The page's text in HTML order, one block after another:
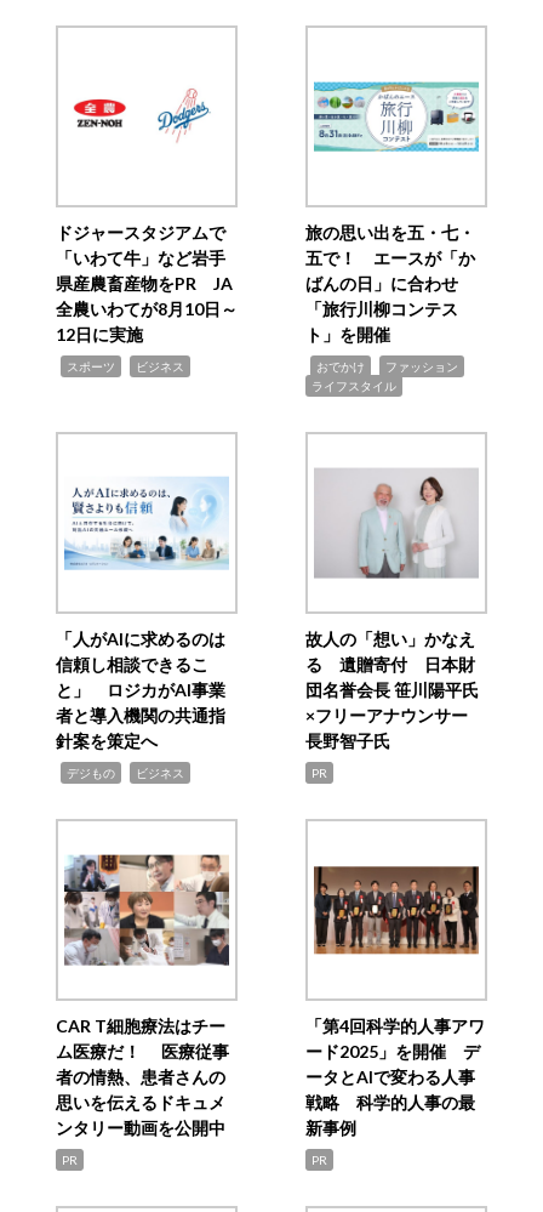
ドジャースタジアムで
「いわて牛」など岩手
県産農畜産物をPR JA
全農いわてが8月10日～
12日に実施
スポーツ ビジネス
旅の思い出を五・七・
五で！ エースが「か
ばんの日」に合わせ
「旅行川柳コンテス
ト」を開催
おでかけ ファッション
ライフスタイル
「人がAIに求めるのは
信頼し相談できるこ
と」 ロジカがAI事業
者と導入機関の共通指
針案を策定へ
デジもの ビジネス
故人の「想い」かなえ
る 遺贈寄付 日本財
団名誉会長 笹川陽平氏
×フリーアナウンサー
長野智子氏
PR
CAR T細胞療法はチー
ム医療だ！ 医療従事
者の情熱、患者さんの
思いを伝えるドキュメ
ンタリー動画を公開中
PR
「第4回科学的人事アワ
ード2025」を開催 デ
ータとAIで変わる人事
戦略 科学的人事の最
新事例
PR